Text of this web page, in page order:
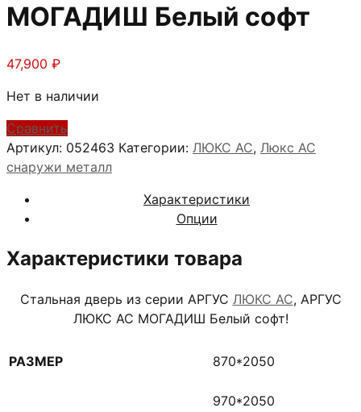
МОГАДИШ Белый софт
47,900 ₽
Нет в наличии
Сравнить
Артикул: 052463 Категории: ЛЮКС АС, Люкс АС
снаружи металл
Характеристики
Опции
Характеристики товара
Стальная дверь из серии АРГУС ЛЮКС АС, АРГУС
ЛЮКС АС МОГАДИШ Белый софт!
РАЗМЕР 870*2050
970*2050